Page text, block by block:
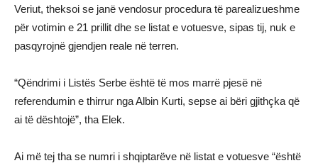
Veriut, theksoi se janë vendosur procedura të parealizueshme
për votimin e 21 prillit dhe se listat e votuesve, sipas tij, nuk e
pasqyrojnë gjendjen reale në terren.
“Qëndrimi i Listës Serbe është të mos marrë pjesë në
referendumin e thirrur nga Albin Kurti, sepse ai bëri gjithçka që
ai të dështojë”, tha Elek.
Ai më tej tha se numri i shqiptarëve në listat e votuesve “është